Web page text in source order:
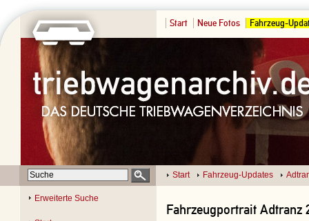
Start Neue Fotos Fahrzeug-
Start Fahrzeug-Updates
Erweiterte Suche
Fahrzeugportrait Adtranz